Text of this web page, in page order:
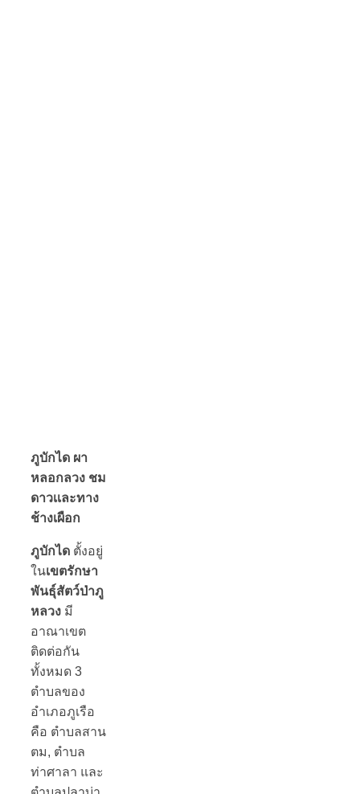
ภูบักได ผา
หลอกลวง ชม
ดาวเเละทาง
ช้างเผือก
ภูบักได ตั้งอยู่
ในเขตรักษา
พันธุ์สัตว์ป่าภู
หลวง มี
อาณาเขต
ติดต่อกัน
ทั้งหมด 3
ตำบลของ
อำเภอภูเรือ
คือ ตำบลสาน
ตม, ตำบล
ท่าศาลา และ